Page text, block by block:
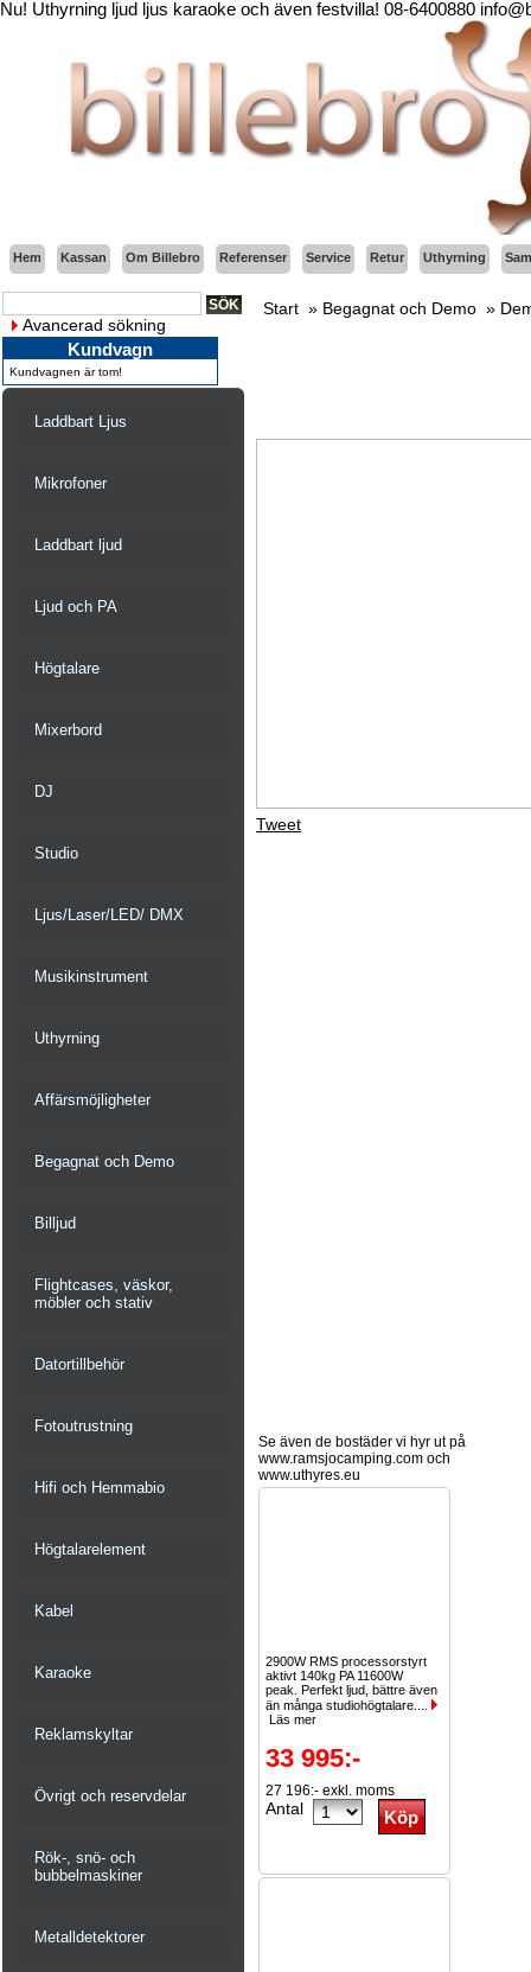
Nu! Uthyrning ljud ljus karaoke och även festvilla! 08-6400880
Hem Kassan Om Billebro Referenser Service Retur Uthyrning
Avancerad sökning
Kundvagn
Kundvagnen är tom!
Laddbart Ljus
Mikrofoner
Laddbart ljud
Ljud och PA
Högtalare
Mixerbord
DJ
Studio
Ljus/Laser/LED/ DMX
Musikinstrument
Uthyrning
Affärsmöjligheter
Begagnat och Demo
Billjud
Flightcases, väskor,
möbler och stativ
Datortillbehör
Fotoutrustning
Hifi och Hemmabio
Högtalarelement
Kabel
Karaoke
Reklamskyltar
Övrigt och reservdelar
Rök-, snö- och
bubbelmaskiner
Metalldetektorer
Start » Begagnat och Demo »
Tweet
Se även de bostäder vi hyr ut på
www.ramsjocamping.com och
www.uthyres.eu
2900W RMS processorstyrt
aktivt 140kg PA 11600W
peak. Perfekt ljud, bättre även
än många studiohögtalare....
Läs mer
33 995:-
27 196:- exkl. moms
Antal